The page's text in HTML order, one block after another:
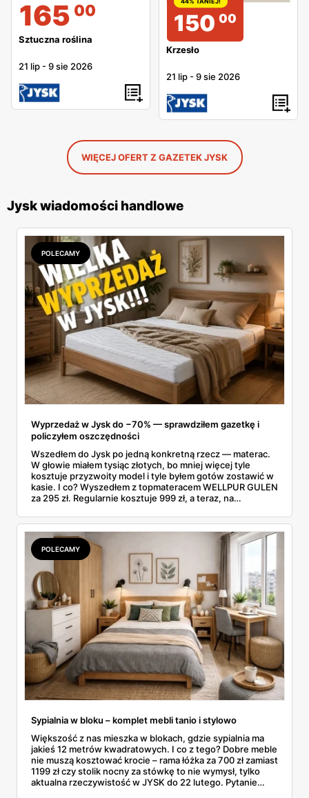
165 00
Sztuczna roślina
21 lip -9 sie 2026
150 00
Krzesło
21 lip -9 sie 2026
WIĘCEJ OFERT Z GAZETEK JYSK
Jysk wiadomości handlowe
POLECAMY
Wyprzedaż w Jysk do −70% — sprawdziłem gazetkę i
policzyłem oszczędności
Wszedłem do Jysk po jedną konkretną rzecz — materac.
W głowie miałem tysiąc złotych, bo mniej więcej tyle
kosztuje przyzwoity model i tyle byłem gotów zostawić w
kasie. I co? Wyszedłem z topmateracem WELLPUR GULEN
za 295 zł. Regularnie kosztuje 999 zł, a teraz, na
zrobiłem jeszcze na parkingu: w kieszeni zostało mi jakieś
700 zł.
POLECAMY
Sypialnia w bloku – komplet mebli tanio i stylowo
Większość z nas mieszka w blokach, gdzie sypialnia ma
jakieś 12 metrów kwadratowych. I co z tego? Dobre meble
nie muszą kosztować krocie – rama łóżka za 700 zł zamiast
1199 zł czy stolik nocny za stówkę to nie wymysł, tylko
aktualna rzeczywistość w JYSK do 22 lutego. Pytanie